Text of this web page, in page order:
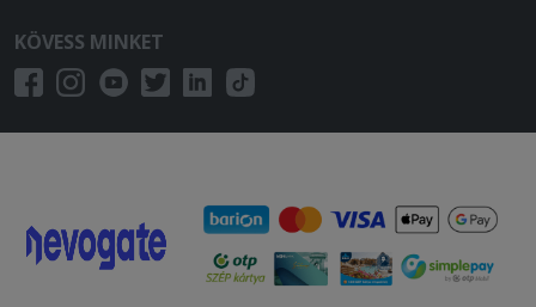
KÖVESS MINKET